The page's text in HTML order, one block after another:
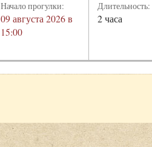
Начало прогулки:
09 августа 2026 в
15:00
Длительность:
2 часа